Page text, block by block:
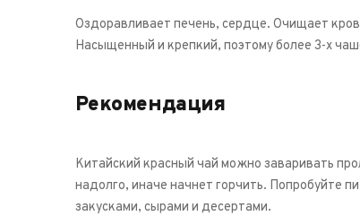
Оздоравливает печень, сердце. Очищает
Насыщенный и крепкий, поэтому более 3-х
Рекомендация
Китайский красный чай можно заваривать
надолго, иначе начнет горчить. Попробуйте
закусками, сырами и десертами.